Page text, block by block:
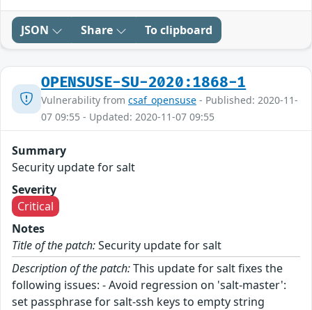
JSON Share To clipboard
OPENSUSE-SU-2020:1868-1
Vulnerability from csaf_opensuse - Published: 2020-11-
07 09:55 - Updated: 2020-11-07 09:55
Summary
Security update for salt
Severity
Critical
Notes
Title of the patch:Security update for salt
Description of the patch:This update for salt fixes the
following issues: - Avoid regression on 'salt-master':
set passphrase for salt-ssh keys to empty string